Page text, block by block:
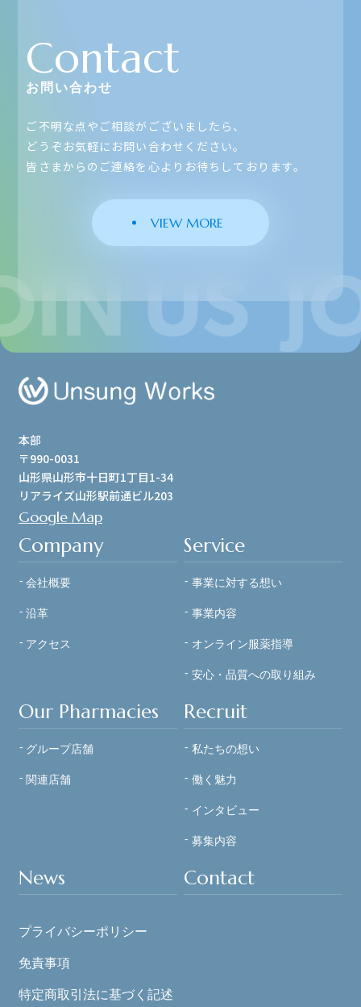
Contact
お問い合わせ
ご不明な点やご相談がございましたら、
どうぞお気軽にお問い合わせください。
皆さまからのご連絡を心よりお待ちしております。
VIEW MORE
本部
〒990-0031
山形県山形市十日町1丁目1-34
リアライズ山形駅前通ビル203
Google Map
Company
会社概要
沿革
アクセス
Service
事業に対する想い
事業内容
オンライン服薬指導
安心・品質への取り組み
Our Pharmacies
グループ店舗
関連店舗
Recruit
私たちの想い
働く魅力
インタビュー
募集内容
News Contact
プライバシーポリシー
免責事項
特定商取引法に基づく記述